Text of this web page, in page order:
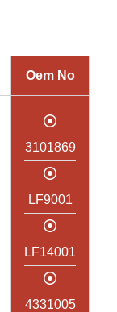
Oem No
3101869
LF9001
LF14001
4331005